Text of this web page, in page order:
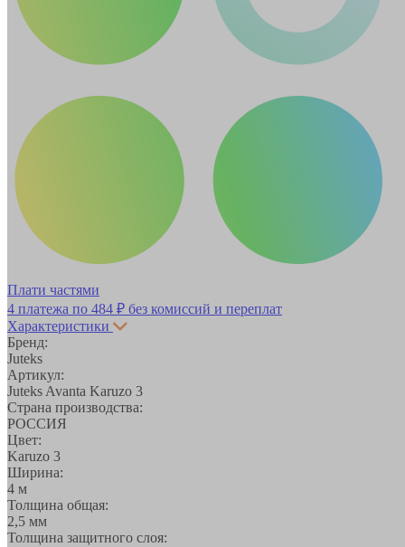
Плати частями
4 платежа по 484 ₽ без комиссий и переплат
Характеристики
Бренд:
Juteks
Артикул:
Juteks Avanta Karuzo 3
Страна производства:
РОССИЯ
Цвет:
Karuzo 3
Ширина:
4 м
Толщина общая:
2,5 мм
Толщина защитного слоя: